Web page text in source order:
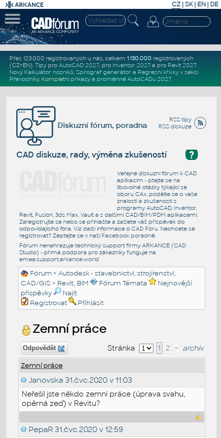
CZ | SK| EN | DE
Přes 123.000 registrovaných u nás, celkem 1.130.000registrovaných
(CZ+EN). Tipy pro AutoCAD 2027, pro Inventor 2027a pro Revit 2027.
Nový Kalkulátor nosníků, Spirograf generátor a Regresní křivkyv sekci
Převodníky. Kompletní příkazya proměnné AutoCADu 2027.
RSS tipy
RSS diskuze
Diskuzní fórum, poradna
?
CAD diskuze, rady, výměna zkušeností
Veřejné diskuzní fórum k CAD
aplikacím - ptejte se na
libovolné otázky týkající se
oboru CAx, podělte se o vaše
znalosti a zkušenosti s
programy AutoCAD, Inventor,
Revit, Fusion, 3ds Max, Vault a s dalšími CAD/BIM/PDM aplikacemi.
Zaregistrujte se nebo se přihlašte a zašlete váš příspěvek do
odpovídajícího fóra. Viz další informace o CAD Fóru. Nechcete se
registrovat? Zeptejte se v naší Facebook poradně.
Fórum nenahrazuje technický support firmy ARKANCE (CAD
Studio) - přímá podpora pro zákazníky funguje na
emea.support.arkance.world
Fórum >Autodesk - stavebnictví, strojírenství,
CAD/GIS > Revit, BIM Fórum Témata
Nejnovější
příspěvky
Najít
Registrovat
Přihlásit
Zemní práce
Odpovědět Stránka 1 2 > archiv
Zemní práce
Janovska 31.čvc.2020 v 11:03
Neřešil jste někdo zemní práce (úprava svahu,
opěrná zeď) v Revitu?
PepaR 31.čvc.2020 v 12:59